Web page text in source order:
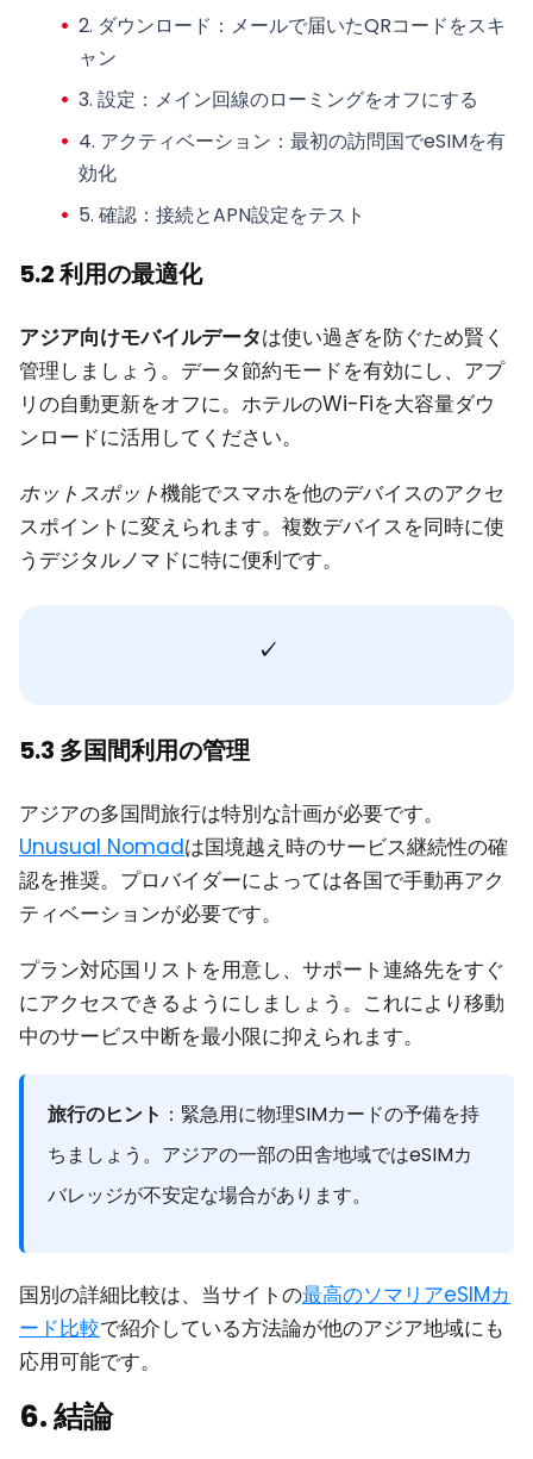
2. ダウンロード ：メールで届いたQRコードをスキ
ャン
3. 設定 ：メイン回線のローミングをオフにする
4. アクティベーション ：最初の訪問国でeSIMを有
効化
5. 確認：接続とAPN設定をテスト
5.2 利用の最適化
アジア向けモバイルデータは使い過ぎを防ぐため賢く
管理しましょう。データ節約モードを有効にし、アプ
リの自動更新をオフに。ホテルのWi-Fiを大容量ダウ
ンロードに活用してください。
ホットスポット機能でスマホを他のデバイスのアクセ
スポイントに変えられます。複数デバイスを同時に使
うデジタルノマドに特に便利です。
✓
5.3 多国間利用の管理
アジアの多国間旅行は特別な計画が必要です。
Unusual Nomadは国境越え時のサービス継続性の確
認を推奨。プロバイダーによっては各国で手動再アク
ティベーションが必要です。
プラン対応国リストを用意し、サポート連絡先をすぐ
にアクセスできるようにしましょう。これにより移動
中のサービス中断を最小限に抑えられます。
旅行のヒント ：緊急用に物理SIMカードの予備を持
ちましょう。アジアの一部の田舎地域ではeSIMカ
バレッジが不安定な場合があります。
国別の詳細比較は、当サイトの最高のソマリアeSIMカ
ード比較で紹介している方法論が他のアジア地域にも
応用可能です。
6. 結論